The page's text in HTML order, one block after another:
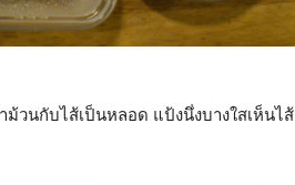
วนกับไส้เป็นหลอด แป้งนึ่งบางใสเห็นไส้